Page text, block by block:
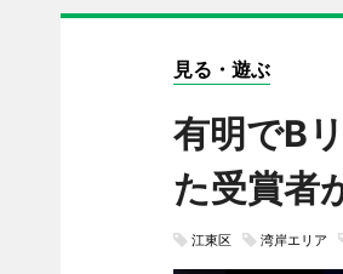
見る・遊ぶ
有明でB
た受賞者
江東区 湾岸エリア